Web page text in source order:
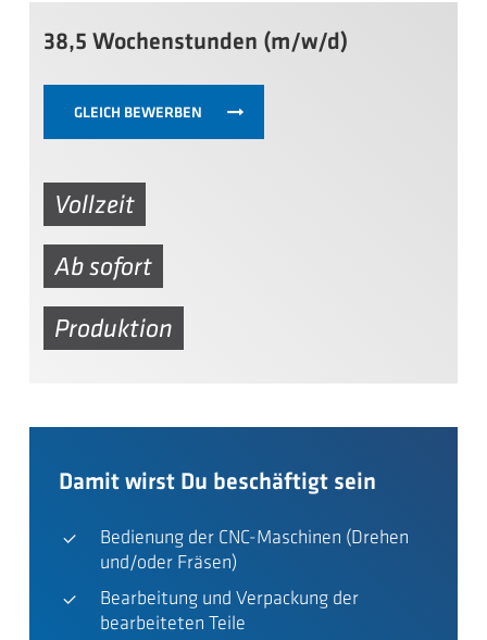
38,5 Wochenstunden (m/w/d)
GLEICH BEWERBEN
Vollzeit
Ab sofort
Produktion
Damit wirst Du beschäftigt sein
Bedienung der CNC-Maschinen (Drehen
und/oder Fräsen)
Bearbeitung und Verpackung der
bearbeiteten Teile